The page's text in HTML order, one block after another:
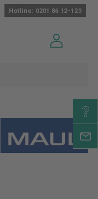
Hotline: 0201 86 12-123